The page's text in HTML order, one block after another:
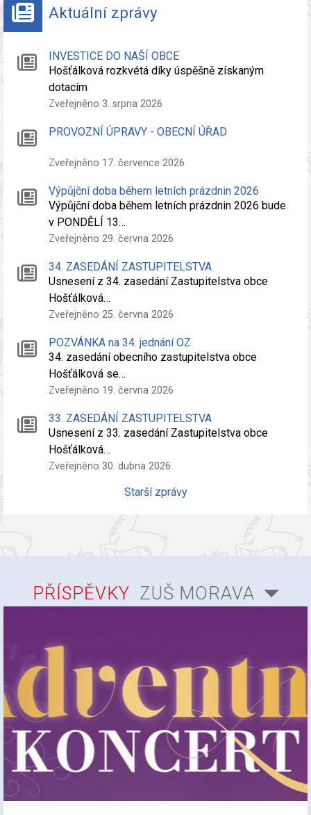
Aktuální zprávy
INVESTICE DO NAŠÍ OBCE
Hošťálková rozkvétá díky úspěšně získaným
dotacím
Zveřejněno 3. srpna 2026
PROVOZNÍ ÚPRAVY - OBECNÍ ÚŘAD
Zveřejněno 17. července 2026
Výpůjční doba během letních prázdnin 2026
Výpůjční doba během letních prázdnin 2026 bude
v PONDĚLÍ 13…
Zveřejněno 29. června 2026
34. ZASEDÁNÍ ZASTUPITELSTVA
Usnesení z 34. zasedání Zastupitelstva obce
Hošťálková…
Zveřejněno 25. června 2026
POZVÁNKA na 34. jednání OZ
34. zasedání obecního zastupitelstva obce
Hošťálková se…
Zveřejněno 19. června 2026
33. ZASEDÁNÍ ZASTUPITELSTVA
Usnesení z 33. zasedání Zastupitelstva obce
Hošťálková…
Zveřejněno 30. dubna 2026
Starší zprávy
PŘÍSPĚVKY ZUŠ MORAVA